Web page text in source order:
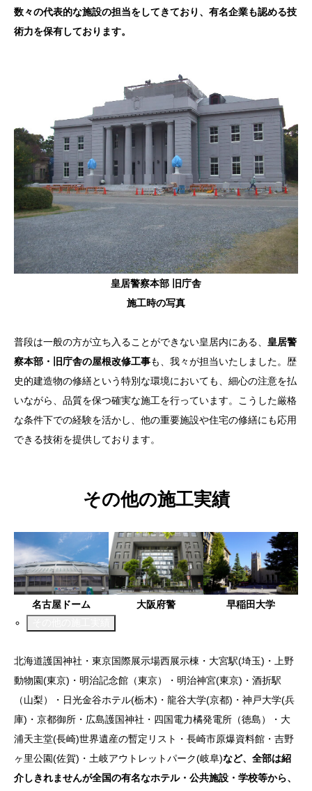
数々の代表的な施設の担当をしてきており、有名企業も認める技
術力を保有しております。
皇居警察本部 旧庁舎
施工時の写真
普段は一般の方が立ち入ることができない皇居内にある、 皇居警
察本部・旧庁舎の屋根改修工事も、我々が担当いたしました。歴
史的建造物の修繕という特別な環境においても、細心の注意を払
いながら、品質を保つ確実な施工を行っています。こうした厳格
な条件下での経験を活かし、他の重要施設や住宅の修繕にも応用
できる技術を提供しております。
その他の施工実績
名古屋ドーム 大阪府警
早稲田大学
北海道護国神社・東京国際展示場西展示棟・大宮駅(埼玉)・上野
動物園(東京)・明治記念館（東京）・明治神宮(東京)・酒折駅
（山梨）・日光金谷ホテル(栃木)・龍谷大学(京都)・神戸大学(兵
庫)・京都御所・広島護国神社・四国電力橘発電所（徳島）・大
浦天主堂(長崎)世界遺産の暫定リスト・長崎市原爆資料館・吉野
ヶ里公園(佐賀)・土岐アウトレットパーク(岐阜)など、全部は紹
介しきれませんが全国の有名なホテル・公共施設・学校等から、